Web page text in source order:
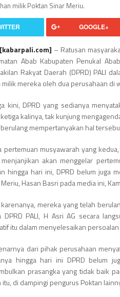
milik Poktan Sinar Meriu.
GOOGLE+
kabarpali.com] – Ratusan
Abab Kabupaten Penukal
Rakyat Daerah (DPRD) PALI
milik mereka oleh dua perusahaan di
kini, DPRD yang sedianya
kalinya, tak kunjung
mempertanyakan hal
pertemuan musyawarah yang
menjanjikan akan menggelar
hingga hari ini, DPRD belum juga
Hasan Basri pada media ini,
mereka yang telah
DPRD PALI, H Asri AG secara
itu dalam menyelesaikan
dari pihak perusahaan
hingga hari ini DPRD belum
prasangka yang tidak baik
itu, di dampingi pengurus Poktan